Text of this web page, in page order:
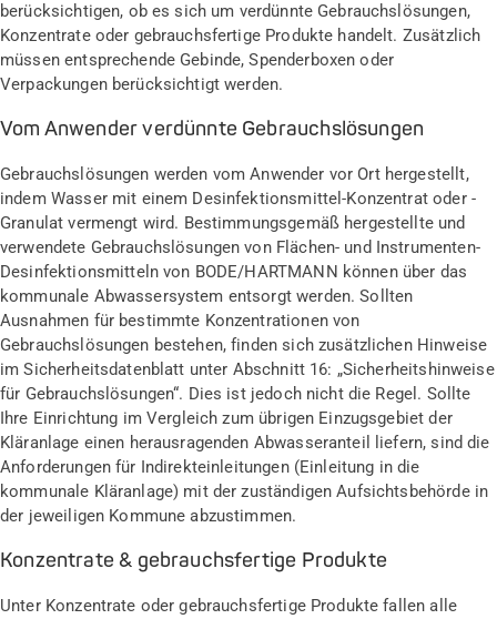
berücksichtigen, ob es sich um verdünnte Gebrauchslösungen,
Konzentrate oder gebrauchsfertige Produkte handelt. Zusätzlich
müssen entsprechende Gebinde, Spenderboxen oder
Verpackungen berücksichtigt werden.
Vom Anwender verdünnte Gebrauchslösungen
Gebrauchslösungen werden vom Anwender vor Ort hergestellt,
indem Wasser mit einem Desinfektionsmittel-Konzentrat oder -
Granulat vermengt wird. Bestimmungsgemäß hergestellte und
verwendete Gebrauchslösungen von Flächen- und Instrumenten-
Desinfektionsmitteln von BODE/HARTMANN können über das
kommunale Abwassersystem entsorgt werden. Sollten
Ausnahmen für bestimmte Konzentrationen von
Gebrauchslösungen bestehen, finden sich zusätzlichen Hinweise
im Sicherheitsdatenblatt unter Abschnitt 16: „Sicherheitshinweise
für Gebrauchslösungen“. Dies ist jedoch nicht die Regel. Sollte
Ihre Einrichtung im Vergleich zum übrigen Einzugsgebiet der
Kläranlage einen herausragenden Abwasseranteil liefern, sind die
Anforderungen für Indirekteinleitungen (Einleitung in die
kommunale Kläranlage) mit der zuständigen Aufsichtsbehörde in
der jeweiligen Kommune abzustimmen.
Konzentrate & gebrauchsfertige Produkte
Unter Konzentrate oder gebrauchsfertige Produkte fallen alle